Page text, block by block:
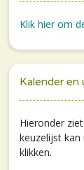
Klik hier om
Kalender en
Hieronder
keuzelijst
klikken.